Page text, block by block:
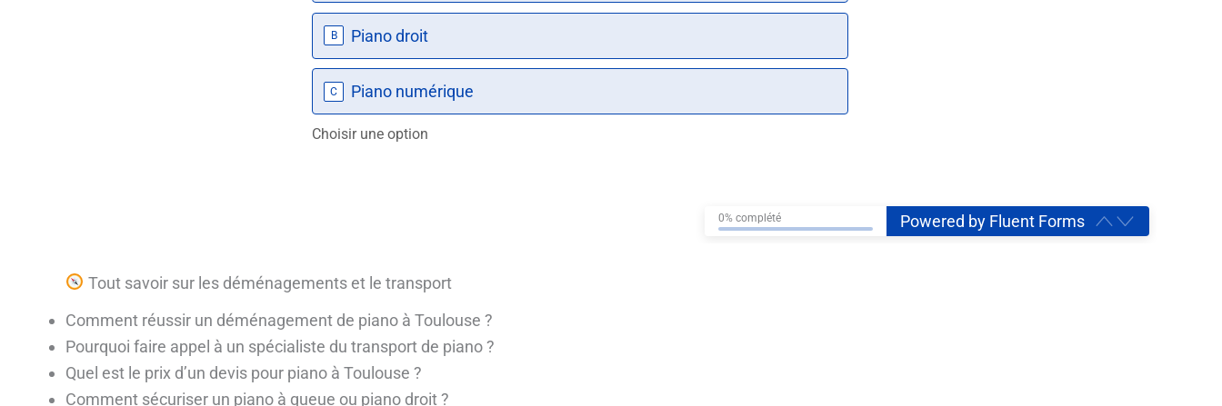
B Piano droit
C Piano numérique
Choisir une option
0% complété Powered by Fluent Forms
Tout savoir sur les déménagements et le transport
Comment réussir un déménagement de piano à Toulouse ?
Pourquoi faire appel à un spécialiste du transport de piano ?
Quel est le prix d’un devis pour piano à Toulouse ?
Comment sécuriser un piano à queue ou piano droit ?